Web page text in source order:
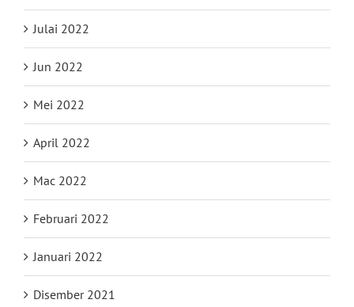
Julai 2022
Jun 2022
Mei 2022
April 2022
Mac 2022
Februari 2022
Januari 2022
Disember 2021